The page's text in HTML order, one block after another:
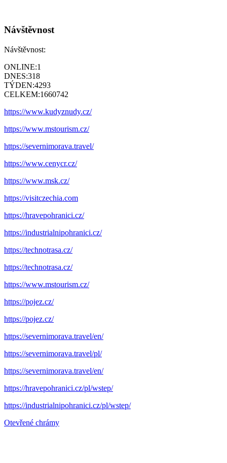
Návštěvnost
Návštěvnost:
ONLINE:1
DNES:318
TÝDEN:4293
CELKEM:1660742
https://www.kudyznudy.cz/
https://www.mstourism.cz/
https://severnimorava.travel/
https://www.cenycr.cz/
https://www.msk.cz/
https://visitczechia.com
https://hravepohranici.cz/
https://industrialnipohranici.cz/
https://technotrasa.cz/
https://technotrasa.cz/
https://www.mstourism.cz/
https://pojez.cz/
https://pojez.cz/
https://severnimorava.travel/en/
https://severnimorava.travel/pl/
https://severnimorava.travel/en/
https://hravepohranici.cz/pl/wstep/
https://industrialnipohranici.cz/pl/wstep/
Otevřené chrámy